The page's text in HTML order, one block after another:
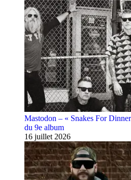
Mastodon – « Snakes For
du 9e album
16 juillet 2026